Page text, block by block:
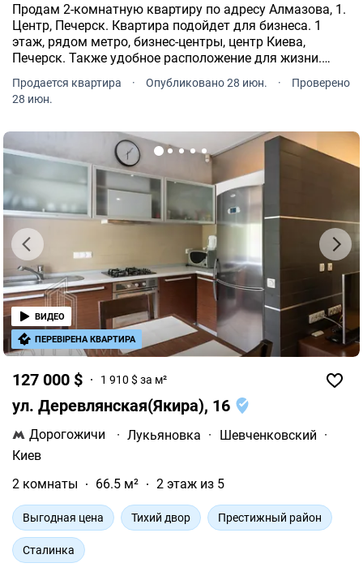
Продам 2-комнатную квартиру по адресу Алмазова, 1.
Центр, Печерск. Квартира подойдет для бизнеса. 1
этаж, рядом метро, бизнес-центры, центр Киева,
Печерск. Также удобное расположение для жизни.
Лавра. Общая площадь 51.9. Высокие потолки 3м.
Продается квартира · Опубликовано 28 июн. ·
Проверено
28 июн.
127 000 $ 1 910 $ за м²
ул. Деревлянская(Якира), 16
Дорогожичи · Лукьяновка · Шевченковский ·
Киев
2 комнаты
66.5 м² 2 этаж из 5
Выгодная цена Тихий двор Престижный район
Сталинка
ВИДЕО
ПЕРЕВІРЕНА КВАРТИРА